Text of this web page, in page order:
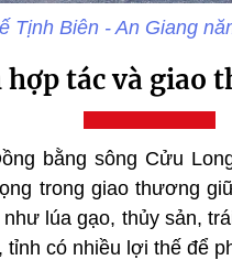
Tịnh Biên - An Giang
tác và giao
bằng sông Cửu
trong giao thương
lúa gạo, thủy sản,
có nhiều lợi thế để